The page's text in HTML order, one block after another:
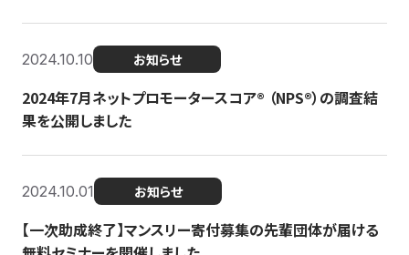
2024.10.10 お知らせ
2024年7月ネットプロモータースコア®︎ （NPS®︎）の調査結
果を公開しました
2024.10.01 お知らせ
【一次助成終了】マンスリー寄付募集の先輩団体が届ける